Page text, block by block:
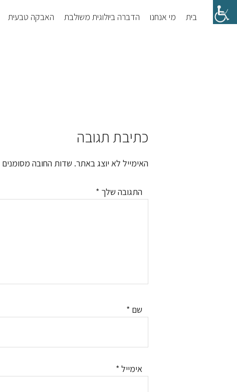
Skip
to
Skip
to
בית מי אנחנו הדברה ביולוגית משולבת האבקה טבעית
Reader
Interactions
כתיבת תגובה
האימייל לא יוצג באתר. שדות החובה מסומנים
התגובה שלך *
שם *
אימייל *